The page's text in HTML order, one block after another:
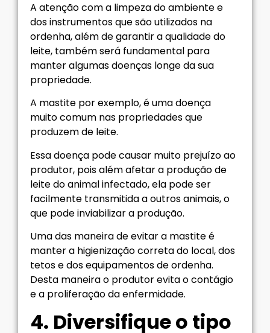
A atenção com a limpeza do ambiente e
dos instrumentos que são utilizados na
ordenha, além de garantir a qualidade do
leite, também será fundamental para
manter algumas doenças longe da sua
propriedade.
A mastite por exemplo, é uma doença
muito comum nas propriedades que
produzem de leite.
Essa doença pode causar muito prejuízo ao
produtor, pois além afetar a produção de
leite do animal infectado, ela pode ser
facilmente transmitida a outros animais, o
que pode inviabilizar a produção.
Uma das maneira de evitar a mastite é
manter a higienização correta do local, dos
tetos e dos equipamentos de ordenha.
Desta maneira o produtor evita o contágio
e a proliferação da enfermidade.
4. Diversifique o tipo